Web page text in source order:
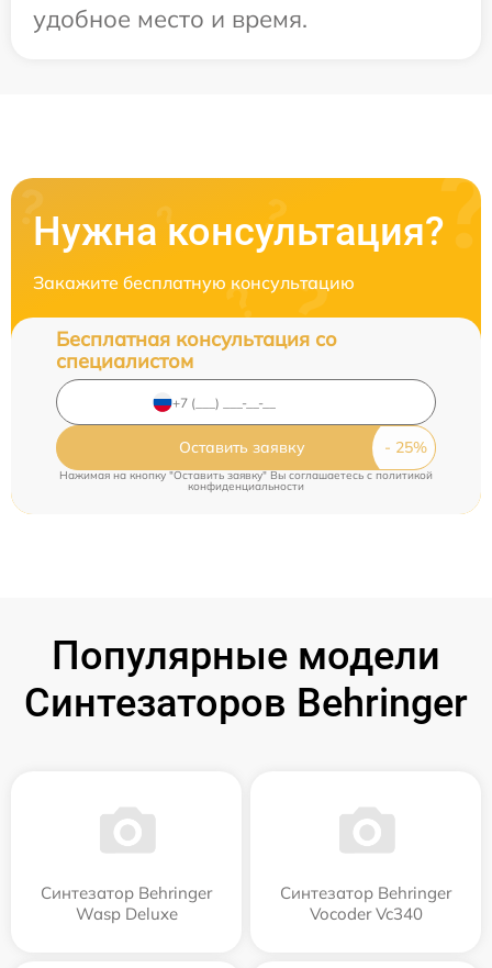
удобное место и время.
Нужна консультация?
Закажите бесплатную консультацию
Бесплатная консультация со
специалистом
Оставить заявку
Нажимая на кнопку "Оставить заявку" Вы соглашаетесь cполитикой
конфиденциальности
Популярные модели
Синтезаторов Behringer
Синтезатор Behringer
Wasp Deluxe
Синтезатор Behringer
Vocoder Vc340